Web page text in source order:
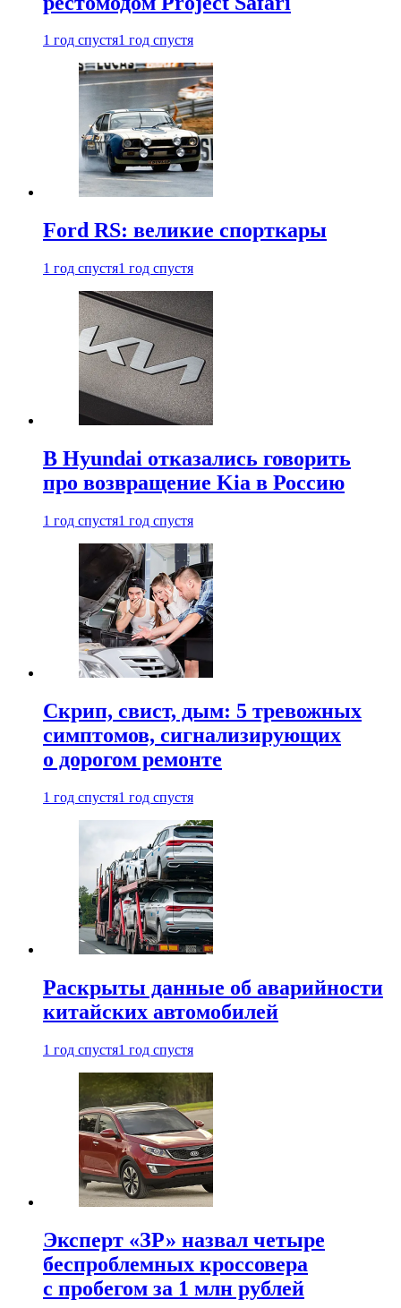
1 год спустя1 год спустя
Ford RS: великие спорткары
1 год спустя1 год спустя
В Hyundai отказались говорить
про возвращение Kia в Россию
1 год спустя1 год спустя
Скрип, свист, дым: 5 тревожных
симптомов, сигнализирующих
о дорогом ремонте
1 год спустя1 год спустя
Раскрыты данные об аварийности
китайских автомобилей
1 год спустя1 год спустя
Эксперт «ЗР» назвал четыре
беспроблемных кроссовера
с пробегом за 1 млн рублей